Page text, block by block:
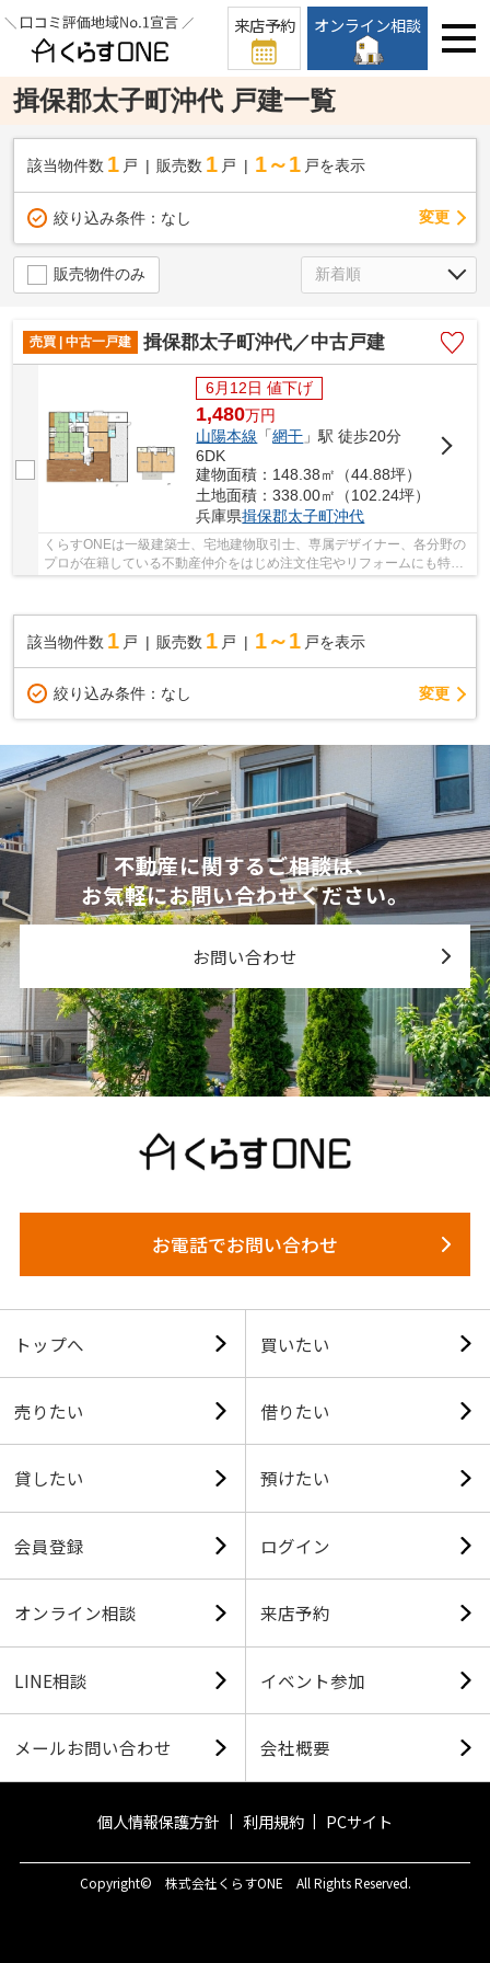
来店予約 オンライン相談
揖保郡太子町沖代 戸建一覧
該当物件数 1 戸 販売数 1 戸 1～1 戸を表示
絞り込み条件： なし 変更
販売物件のみ
売買 | 中古一戸建 揖保郡太子町沖代／中古戸建
6月12日 値下げ
1,480万円
山陽本線 「網干 」駅 徒歩20分
6DK
建物面積：148.38㎡（44.88坪）
土地面積：338.00㎡（102.24坪）
兵庫県揖保郡太子町沖代
くらすONEは一級建築士、宅地建物取引士、専属デザイナー、各分野の
プロが在籍している不動産仲介をはじめ注文住宅やリフォームにも特化
しているお店です♪住まいに関する事は何でも気...
該当物件数 1 戸 販売数 1 戸 1～1 戸を表示
絞り込み条件： なし 変更
不動産に関するご相談は、
お気軽にお問い合わせください。
お問い合わせ
お電話でお問い合わせ
トップへ 買いたい
売りたい 借りたい
貸したい 預けたい
会員登録 ログイン
オンライン相談 来店予約
LINE相談 イベント参加
メールお問い合わせ 会社概要
個人情報保護方針 利用規約 PCサイト
Copyright© 株式会社くらすONE All Rights Reserved.